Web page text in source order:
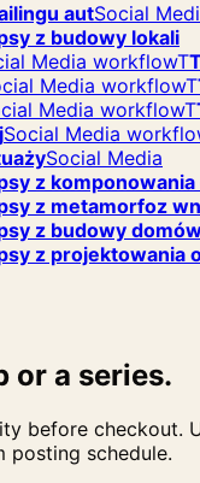
autSocial
z budowy lokali
Media workflowT
Media workflowT
Media workflowT
Social Media
Social Media
z komponowania
z metamorfoz
z budowy
z projektowania
or a series.
before checkout.
schedule.